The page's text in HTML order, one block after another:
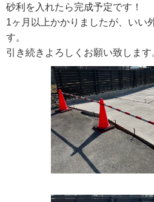
砂利を入れたら完成予定です！
1ヶ月以上かかりましたが、いい
す。
引き続きよろしくお願い致します